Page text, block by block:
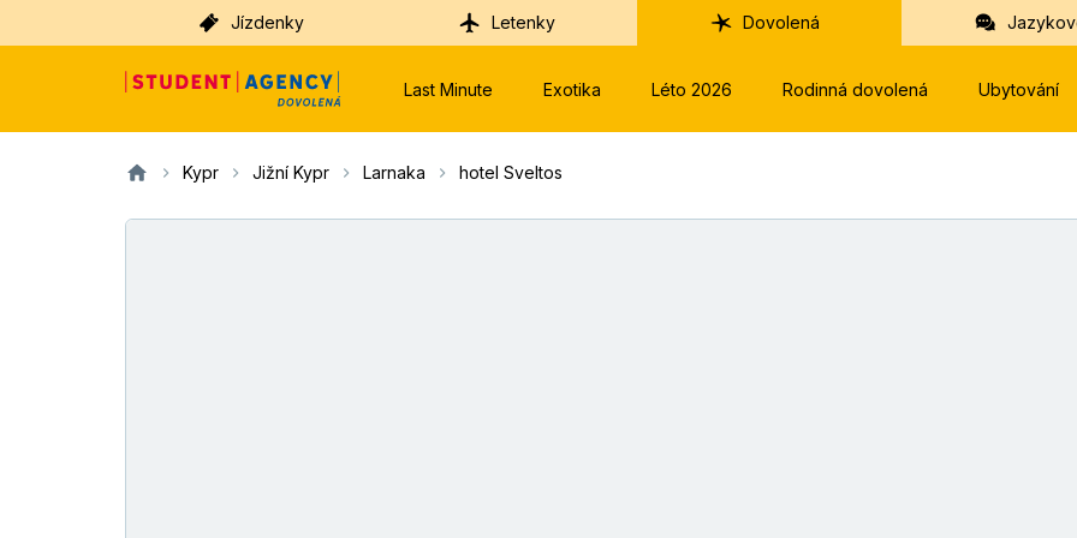
Jízdenky Letenky Dovolená
Last Minute Exotika Léto 2026 Rodinná dovolená Ubytování
Kypr Jižní Kypr Larnaka hotel Sveltos